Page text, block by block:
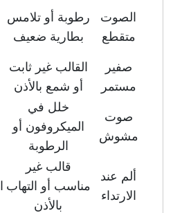
الصوت
متقطع
رطوبة أو تلامس
بطارية ضعيف
صفير
مستمر
القالب غير ثابت
أو شمع بالأذن
صوت
مشوش
خلل في
الميكروفون أو
الرطوبة
ألم عند
الارتداء
قالب غير
مناسب أو التهاب
بالأذن